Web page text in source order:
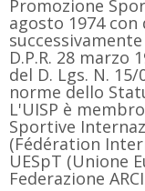
Promozione
agosto 1974 con
D.P.R. 28 marzo
del D. Lgs. N.
norme dello
L'UISP è
Sportive
(Fédération
UESpT (Unione
Federazione